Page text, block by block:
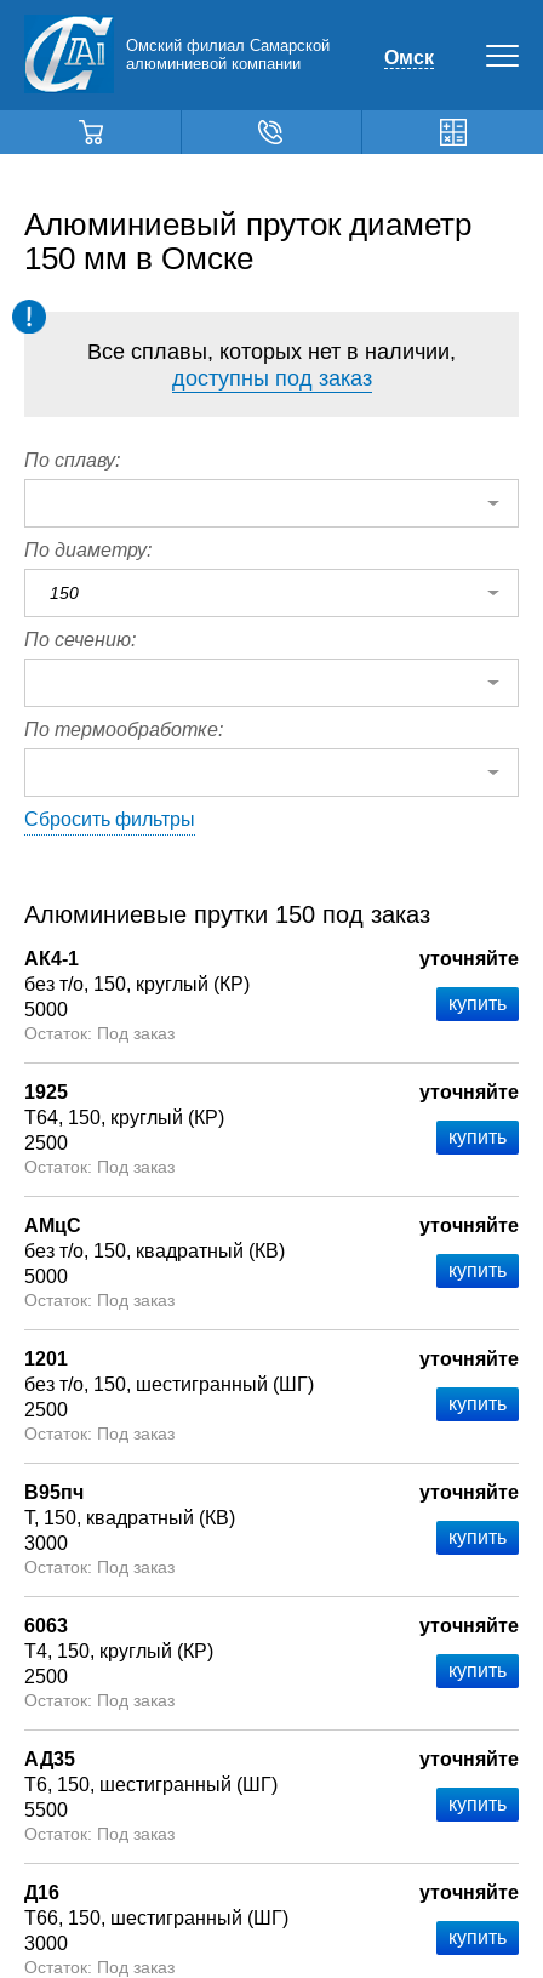
Омский филиал Самарской
алюминиевой компании
Омск
Алюминиевый пруток диаметр
150 мм в Омске
Все сплавы, которых нет в наличии,
доступны под заказ
По сплаву:
По диаметру:
150
По сечению:
По термообработке:
Сбросить фильтры
Алюминиевые прутки 150 под заказ
АК4-1
без т/о 150 круглый (КР)
5000
Под заказ
уточняйте
1925
Т64 150 круглый (КР)
2500
Под заказ
уточняйте
АМцС
без т/о 150 квадратный (КВ)
5000
Под заказ
уточняйте
1201
без т/о 150 шестигранный (ШГ)
2500
Под заказ
уточняйте
В95пч
Т 150 квадратный (КВ)
3000
Под заказ
уточняйте
6063
Т4 150 круглый (КР)
2500
Под заказ
уточняйте
АД35
Т6 150 шестигранный (ШГ)
5500
Под заказ
уточняйте
Д16
Т66 150 шестигранный (ШГ)
3000
Под заказ
уточняйте